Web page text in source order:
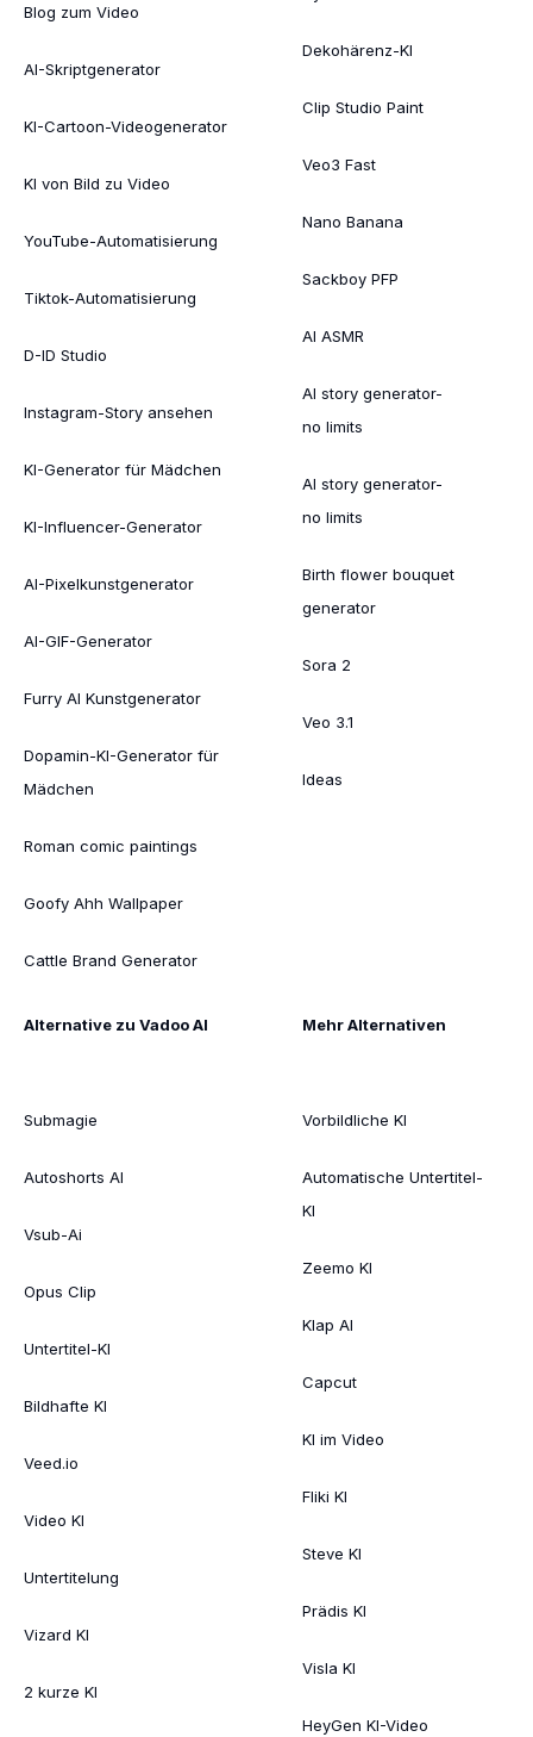
Blog zum Video
AI-Skriptgenerator
KI-Cartoon-Videogenerator
KI von Bild zu Video
YouTube-Automatisierung
Tiktok-Automatisierung
D-ID Studio
Instagram-Story ansehen
KI-Generator für Mädchen
KI-Influencer-Generator
AI-Pixelkunstgenerator
AI-GIF-Generator
Furry AI Kunstgenerator
Dopamin-KI-Generator für
Mädchen
Roman comic paintings
Goofy Ahh Wallpaper
Cattle Brand Generator
Dekohärenz-KI
Clip Studio Paint
Veo3 Fast
Nano Banana
Sackboy PFP
AI ASMR
AI story generator-
no limits
AI story generator-
no limits
Birth flower bouquet
generator
Sora 2
Veo 3.1
Ideas
Alternative zu Vadoo AI
Submagie
Autoshorts AI
Vsub-Ai
Opus Clip
Untertitel-KI
Bildhafte KI
Veed.io
Video KI
Untertitelung
Vizard KI
2 kurze KI
Mehr Alternativen
Vorbildliche KI
Automatische Untertitel-
KI
Zeemo KI
Klap AI
Capcut
KI im Video
Fliki KI
Steve KI
Prädis KI
Visla KI
HeyGen KI-Video